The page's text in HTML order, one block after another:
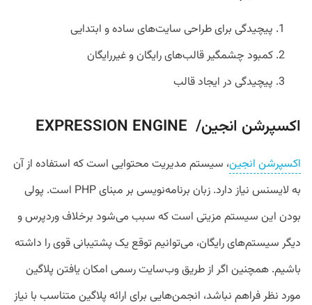
پیچیدگی برای طراحی سایت‌های ساده و ابتدایی
کمبود چشمگیر قالب‌های رایگان و غیررایگان
پیچیدگی در ایجاد قالب
اکسپرشن انجین/ EXPRESSION ENGINE
اکسپرشن انجین، سیستم مدیریت محتوایی است که استفاده از آن
به لایسنس نیاز دارد. زبان برنامه‌نویسی بر مبنای PHP است. پولی
بودن این سیستم مزیتی است که سبب می‌شود برخلاف وردپرس و
دیگر سیستم‌های رایگان، می‌توانیم توقع یک پشتیبانی قوی را داشته
باشیم. همچنین اگر از طریق وب‌سایت رسمی امکان یافتن پلاگین
مورد نظر فراهم نباشد، انجمن‌هایی برای ارائه پلاگین متناسب با نیاز